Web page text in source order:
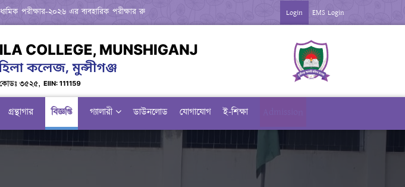
পরীক্ষার-২০২৬ এর ব্যবহারিক পরীক্ষার রুটিন *** *** জুলাই গণঅভ্যতা দিবস-২০২৬ উপলক্ষে বিজ্ঞপ্তি ***
Login EMS Login
গ্রন্থাগার বিজ্ঞপ্তি গ্যালারী ডাউনলোড যোগাযোগ ই-শিক্ষা